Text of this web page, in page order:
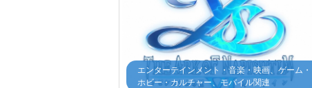
エンターテインメント・音楽・映画、ゲーム・
ホビー・カルチャー、モバイル関連